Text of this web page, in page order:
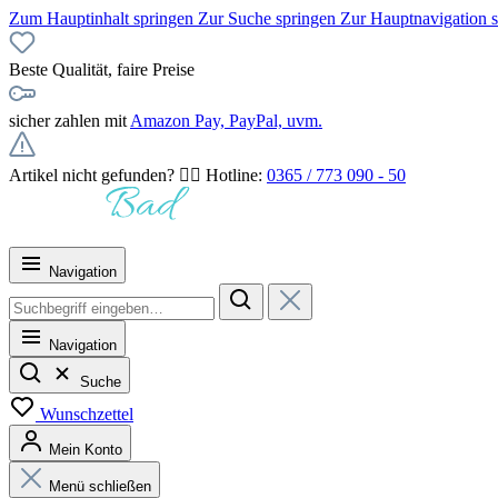
Zum Hauptinhalt springen Zur Suche springen Zur Hauptnavigation
Beste Qualität, faire Preise
sicher zahlen mit Amazon Pay, PayPal, uvm.
Artikel nicht gefunden? 👉🏻 Hotline: 0365 / 773 090 - 50
Navigation
Navigation
Suche
Wunschzettel
Mein Konto
Menü schließen